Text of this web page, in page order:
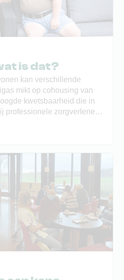
is dat?
kan verschillende
mikt op cohousing van
kwetsbaarheid die in
professionele zorgverleners
het (samen)wonen.